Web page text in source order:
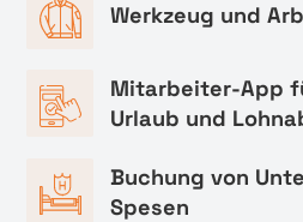
Werkzeug und
Mitarbeiter-App
Urlaub und
Buchung von
Spesen